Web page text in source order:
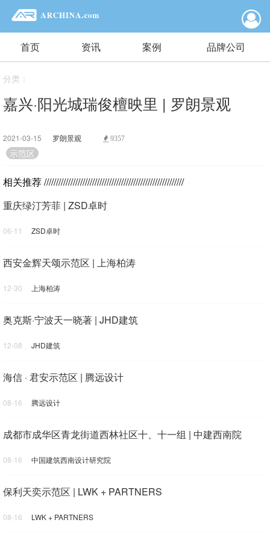
首页 资讯 案例 品牌公司
分类：
嘉兴·阳光城瑞俊檀映里 | 罗朗景观
2021-03-15 罗朗景观 9357
示范区
相关推荐//////////////////////////////////////////////////////////
重庆绿汀芳菲 | ZSD卓时
06-11 ZSD卓时
西安金辉天颂示范区 | 上海柏涛
12-30 上海柏涛
奥克斯·宁波天一晓著 | JHD建筑
12-08 JHD建筑
海信 · 君安示范区 | 腾远设计
08-16 腾远设计
成都市成华区青龙街道西林社区十、十一组 | 中建西南院
08-16 中国建筑西南设计研究院
保利天奕示范区 | LWK + PARTNERS
08-16 LWK + PARTNERS